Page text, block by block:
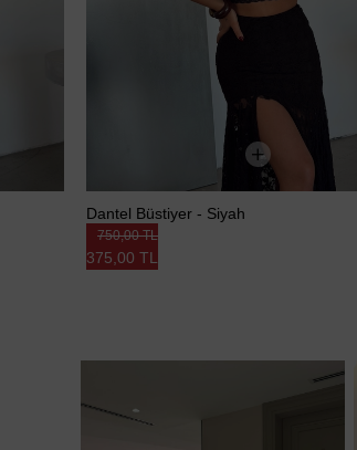
Dantel Büstiyer - Siyah
375,00 TL
750,00 TL